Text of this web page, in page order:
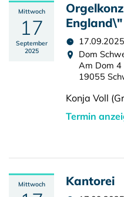
Mittwoch
17
September
2025
England\"
Dom
Am Dom 4
19055
Konja Voll
Termin
Mittwoch Kantorei